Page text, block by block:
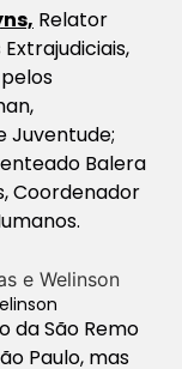
Relator
Juventude;
Balera
Coordenador
da São Remo
Paulo, mas